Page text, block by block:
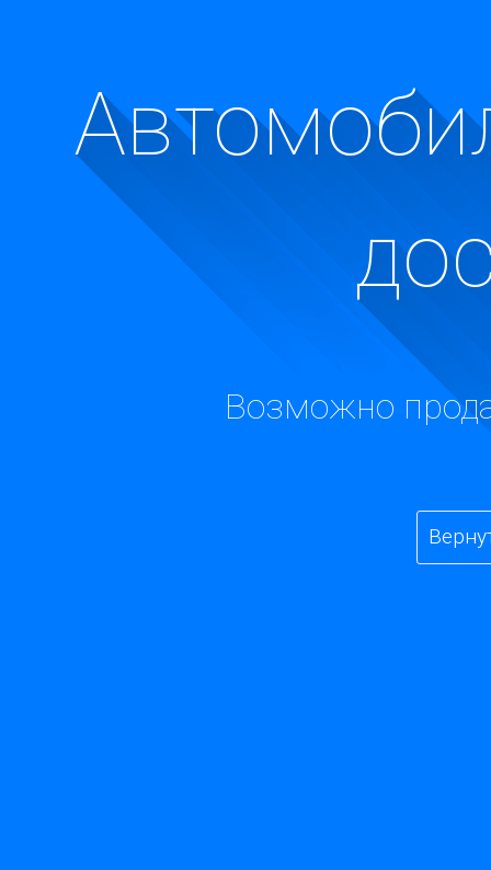
Возможно